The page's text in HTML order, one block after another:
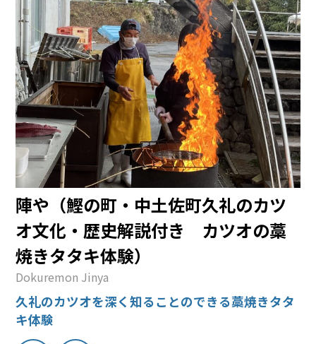
陣や（鰹の町・中土佐町久礼のカツ
オ文化・歴史解説付き カツオの藁
焼きタタキ体験）
Dokuremon Jinya
久礼のカツオを深く知ることのできる藁焼きタタ
キ体験